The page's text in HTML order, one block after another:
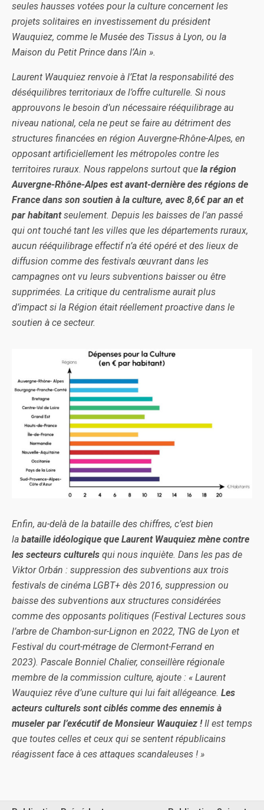
seules hausses votées pour la culture concernent les
projets solitaires en investissement du président
Wauquiez, comme le Musée des Tissus à Lyon, ou la
Maison du Petit Prince dans l’Ain ».
Laurent Wauquiez renvoie à l’Etat la responsabilité des
déséquilibres territoriaux de l’offre culturelle. Si nous
approuvons le besoin d’un nécessaire rééquilibrage au
niveau national, cela ne peut se faire au détriment des
structures financées en région Auvergne-Rhône-Alpes, en
opposant artificiellement les métropoles contre les
territoires ruraux. Nous rappelons surtout que la région
Auvergne-Rhône-Alpes est avant-dernière des régions de
France dans son soutien à la culture, avec 8,6€ par an et
par habitantseulement. Depuis les baisses de l’an passé
qui ont touché tant les villes que les départements ruraux,
aucun rééquilibrage effectif n’a été opéré et des lieux de
diffusion comme des festivals œuvrant dans les
campagnes ont vu leurs subventions baisser ou être
supprimées. La critique du centralisme aurait plus
d’impact si la Région était réellement proactive dans le
soutien à ce secteur.
Enfin, au-delà de la bataille des chiffres, c’est bien
la bataille idéologique que Laurent Wauquiez mène contre
les secteurs culturels qui nous inquiète. Dans les pas de
Viktor Orbán : suppression des subventions aux trois
festivals de cinéma LGBT+ dès 2016, suppression ou
baisse des subventions aux structures considérées
comme des opposants politiques (Festival Lectures sous
l’arbre de Chambon-sur-Lignon en 2022, TNG de Lyon et
Festival du court-métrage de Clermont-Ferrand en
2023). Pascale Bonniel Chalier, conseillère régionale
membre de la commission culture, ajoute : « Laurent
Wauquiez rêve d’une culture qui lui fait allégeance. Les
acteurs culturels sont ciblés comme des ennemis à
museler par l’exécutif de Monsieur Wauquiez !Il est temps
que toutes celles et ceux qui se sentent républicains
réagissent face à ces attaques scandaleuses ! »